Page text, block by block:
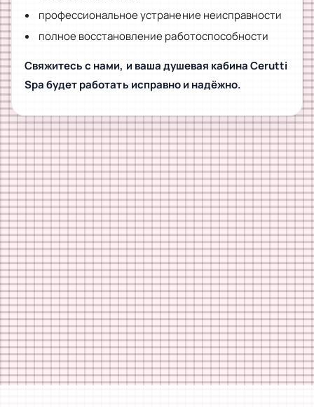
профессиональное устранение неисправности
полное восстановление работоспособности
Свяжитесь с нами, и ваша душевая кабина Cerutti
Spa будет работать исправно и надёжно.